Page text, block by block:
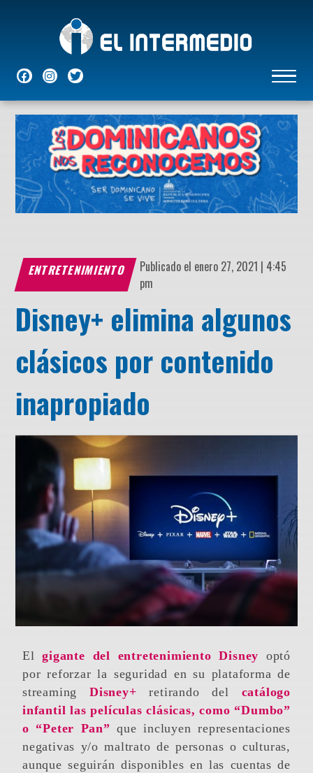
NACIONALES INTERNACIONALESECONÓMICASDEPORTES ENTRETENIMIENTO
ENTRETENIMIENTO
Publicado el enero 27, 2021 | 4:45
pm
Disney+ elimina algunos
clásicos por contenido
inapropiado
Elgigante del entretenimiento Disney optó
por reforzar la seguridad en su plataforma de
streaming Disney+ retirando del catálogo
infantil las películas clásicas, como “Dumbo”
o “Peter Pan”que incluyen representaciones
negativas y/o maltrato de personas o culturas,
aunque seguirán disponibles en las cuentas de